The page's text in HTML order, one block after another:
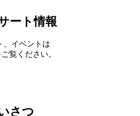
ート情報
、イベントは
覧ください。
さつ